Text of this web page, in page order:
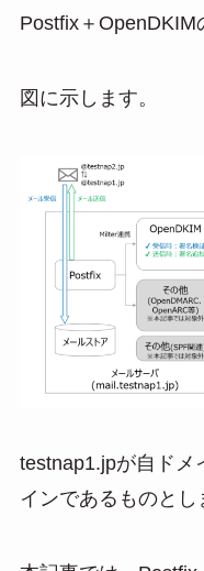
Postfix＋OpenDKIM
図に示します。
testnap1.jpが自ドメ
インであるものとし